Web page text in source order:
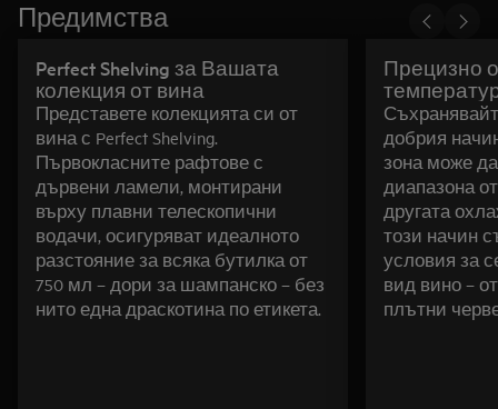
Предимства
Perfect Shelving за Вашата
колекция от вина
Представете колекцията си от
вина с Perfect Shelving.
Първокласните рафтове с
дървени ламели, монтирани
върху плавни телескопични
водачи, осигуряват идеалното
разстояние за всяка бутилка от
750 мл – дори за шампанско – без
нито една драскотина по етикета.
Прецизно
добрия
зона може
диапазона от
другата
този начин
условия за
вид вино –
плътни